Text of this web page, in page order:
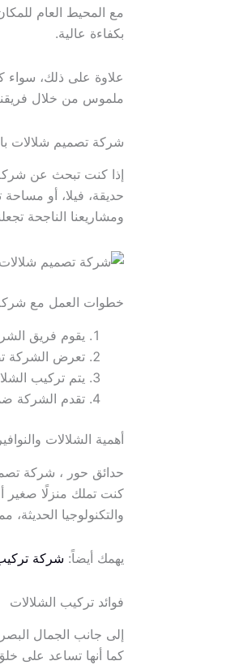
مع المحيط العام
بكفاءة عالية.
علاوة على ذلك،
ملموس من خلال
شركة تصميم شلالات
إذا كنت تبحث عن شركة
حديقة، فيلا، أو
ومشاريعنا الناجحة
خطوات العمل مع شركة
يقوم فريق
تعرض الشركة
يتم تركيب
تقدم الشركة
أهمية الشلالات
حدائق حور ، شركة
كنت تملك منزلًا صغير
والتكنولوجيا
يهمك أيضاً: شركة
فوائد تركيب الشلالات
إلى جانب الجمال
كما أنها تساعد على